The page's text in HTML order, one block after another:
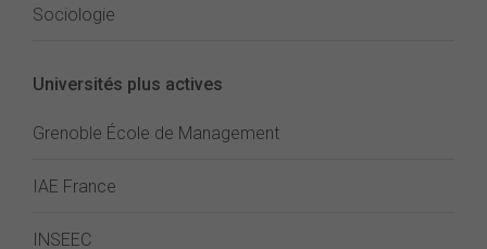
Sociologie
Universités plus actives
Grenoble École de Management
IAE France
INSEEC